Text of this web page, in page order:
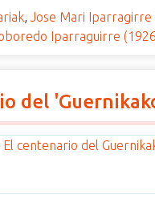
,Jose Mari
Iparraguirre
del